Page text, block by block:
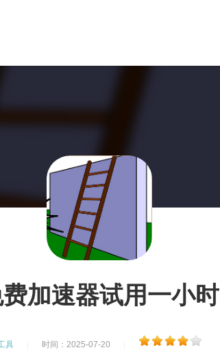
加速器试用一小时
具 时间：2025-07-20